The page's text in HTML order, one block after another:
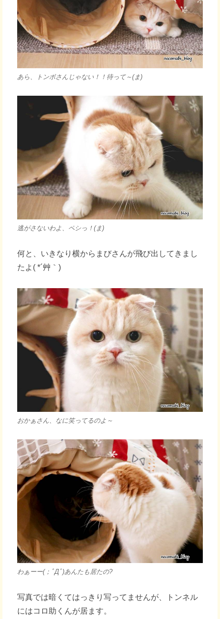
あら、トンボさんじゃない！！待って～(ま)
逃がさないわよ、ペシっ！(ま)
何と、いきなり横からまびさんが飛び出してきまし
たよ( *´艸｀)
おかぁさん、なに笑ってるのよ～
わぁーー(；ﾟДﾟ)あんたも居たの?
写真では暗くてはっきり写ってませんが、トンネル
にはコロ助くんが居ます。